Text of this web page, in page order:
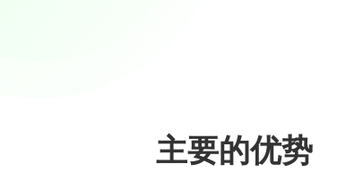
主要的优势